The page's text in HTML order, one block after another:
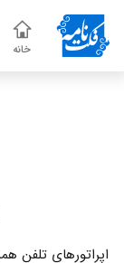
خانه
اپراتورهای تلفن